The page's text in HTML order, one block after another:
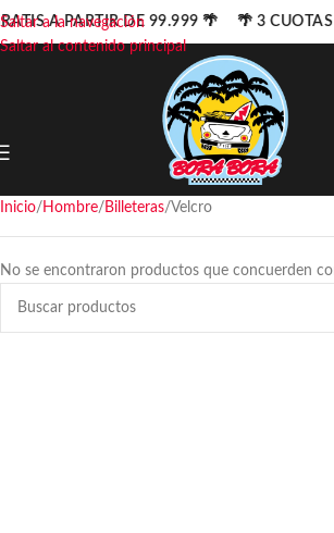
Saltar a la navegación
Saltar al contenido principal
Inicio Hombre Billeteras Velcro
No se encontraron productos que concuerden
A PARTIR DE 99.999 🌴 🌴 3